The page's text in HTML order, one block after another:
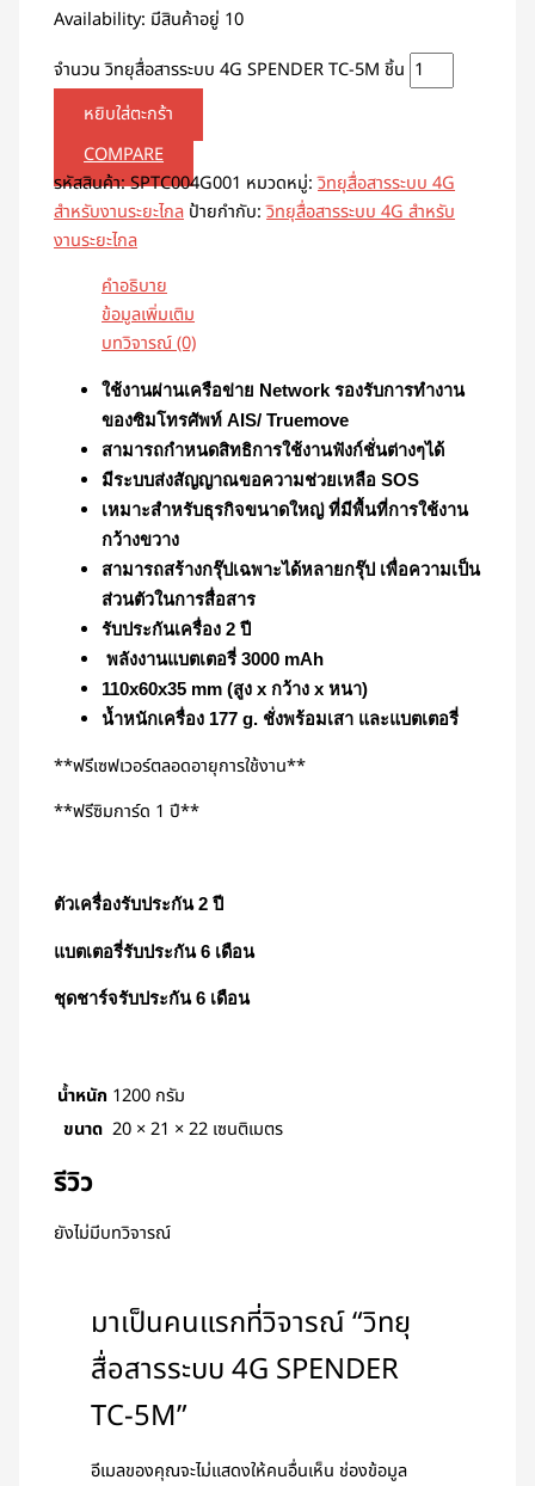
Availability: มีสินค้าอยู่ 10
จำนวน วิทยุสื่อสารระบบ 4G SPENDER TC-5M ชิ้น
หยิบใส่ตะกร้า
COMPARE
รหัสสินค้า:SPTC004G001 หมวดหมู่:วิทยุสื่อสารระบบ 4G
สำหรับงานระยะไกล ป้ายกำกับ:วิทยุสื่อสารระบบ 4G สำหรับ
งานระยะไกล
คำอธิบาย
ข้อมูลเพิ่มเติม
บทวิจารณ์ (0)
ใช้งานผ่านเครือข่าย Network รองรับการทำงาน
ของซิมโทรศัพท์ AIS/ Truemove
สามารถกำหนดสิทธิการใช้งานฟังก์ชั่นต่างๆได้
มีระบบส่งสัญญาณขอความช่วยเหลือ SOS
เหมาะสำหรับธุรกิจขนาดใหญ่ ที่มีพื้นที่การใช้งาน
กว้างขวาง
สามารถสร้างกรุ๊ปเฉพาะได้หลายกรุ๊ป เพื่อความเป็น
ส่วนตัวในการสื่อสาร
รับประกันเครื่อง 2 ปี
พลังงานแบตเตอรี่ 3000 mAh
110x60x35 mm (สูง x กว้าง x หนา)
น้ำหนักเครื่อง 177 g. ชั่งพร้อมเสา และแบตเตอรี่
**ฟรีเซฟเวอร์ตลอดอายุการใช้งาน**
**ฟรีซิมการ์ด 1 ปี**
ตัวเครื่องรับประกัน 2 ปี
แบตเตอรี่รับประกัน 6 เดือน
ชุดชาร์จรับประกัน 6 เดือน
น้ำหนัก 1200 กรัม
ขนาด 20 × 21 × 22 เซนติเมตร
รีวิว
ยังไม่มีบทวิจารณ์
มาเป็นคนแรกที่วิจารณ์ “วิทยุ
สื่อสารระบบ 4G SPENDER
TC-5M”
อีเมลของคุณจะไม่แสดงให้คนอื่นเห็น ช่องข้อมูล